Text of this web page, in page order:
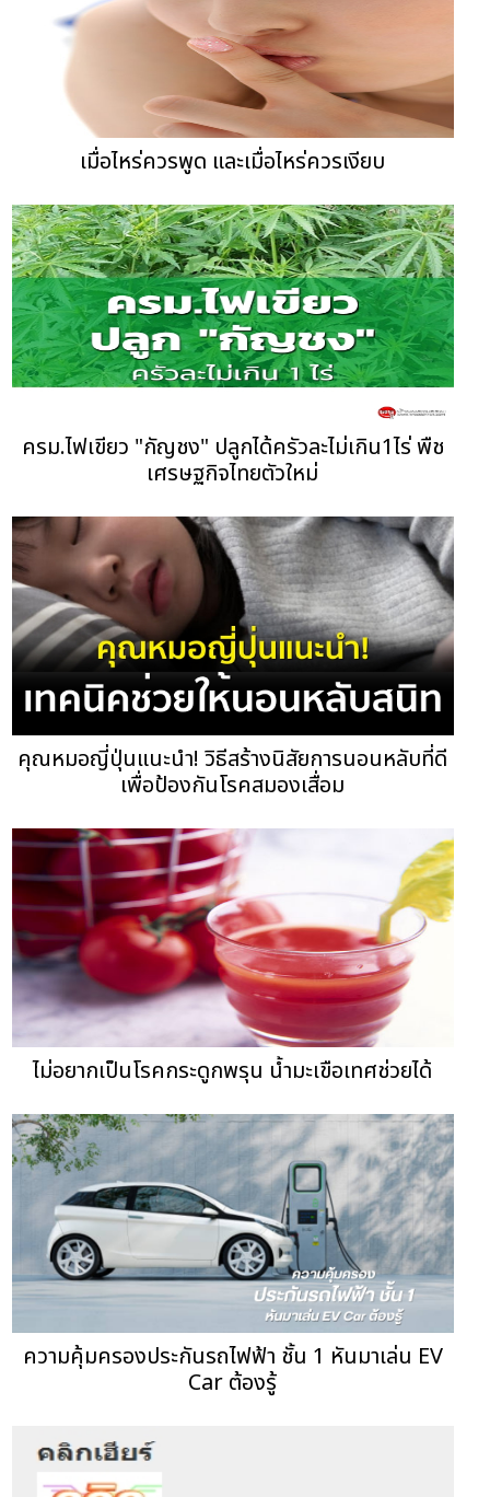
เมื่อไหร่ควรพูด และเมื่อไหร่ควรเงียบ
ครม.ไฟเขียว "กัญชง" ปลูกได้ครัวละไม่เกิน1ไร่ พืช
เศรษฐกิจไทยตัวใหม่
คุณหมอญี่ปุ่นแนะนำ! วิธีสร้างนิสัยการนอนหลับที่ดี
เพื่อป้องกันโรคสมองเสื่อม
ไม่อยากเป็นโรคกระดูกพรุน น้ำมะเขือเทศช่วยได้
ความคุ้มครองประกันรถไฟฟ้า ชั้น 1 หันมาเล่น EV
Car ต้องรู้